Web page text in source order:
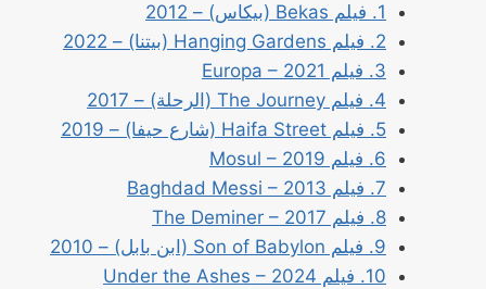
1. فيلم Bekas (بيكاس) – 2012
2. فيلم Hanging Gardens (بيتنا) – 2022
3. فيلم Europa – 2021
4. فيلم The Journey (الرحلة) – 2017
5. فيلم Haifa Street (شارع حيفا) – 2019
6. فيلم Mosul – 2019
7. فيلم Baghdad Messi – 2013
8. فيلم The Deminer – 2017
9. فيلم Son of Babylon (ابن بابل) – 2010
10. فيلم Under the Ashes – 2024